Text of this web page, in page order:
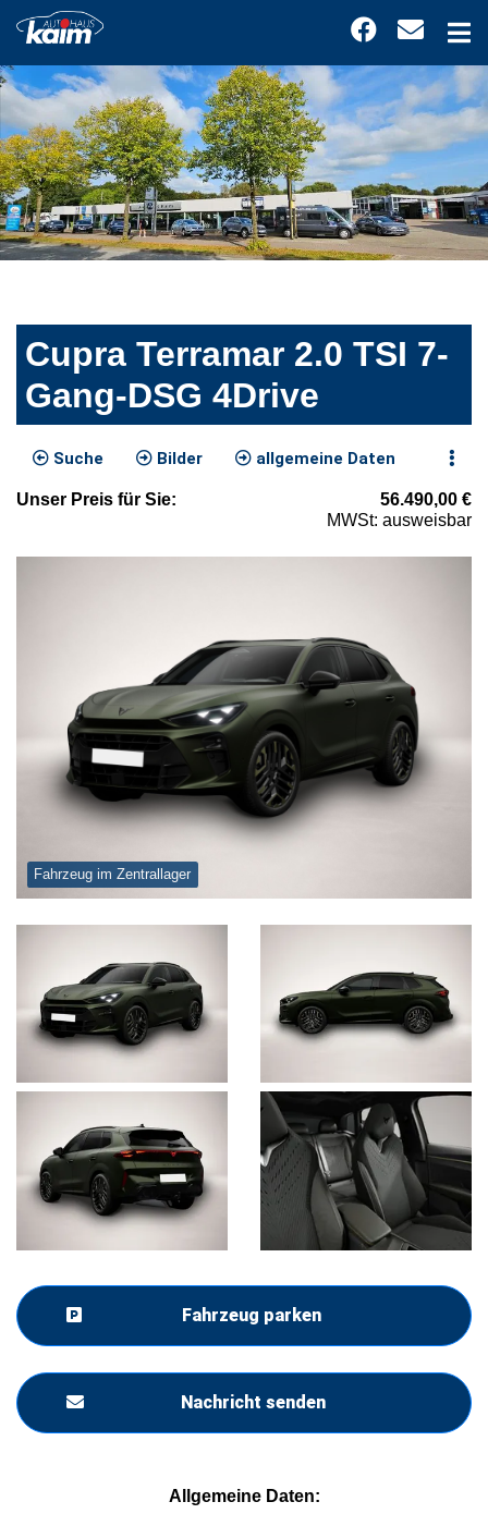
Cupra Terramar 2.0 TSI 7-
Gang-DSG 4Drive
Suche Bilder allgemeine Daten
Unser Preis für Sie: 56.490,00 €
MWSt: ausweisbar
Fahrzeug im Zentrallager
Fahrzeug parken
Nachricht senden
Allgemeine Daten: